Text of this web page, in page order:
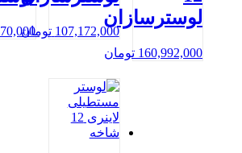
لوسترسازان
160,992,000 تومان
107,172,000 تومان